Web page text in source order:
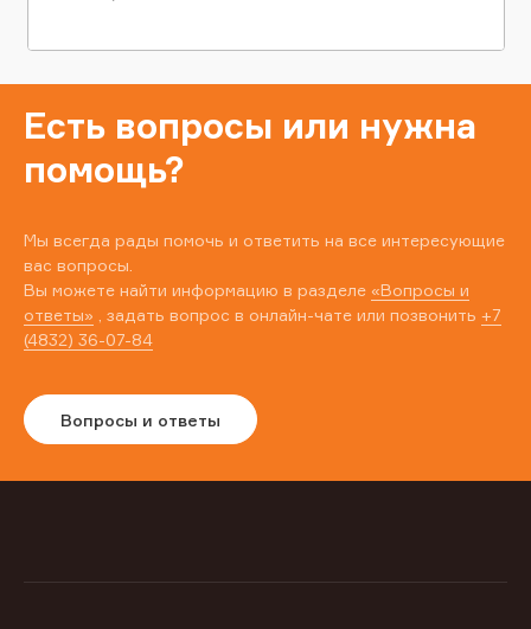
Есть вопросы или нужна
помощь?
Мы всегда рады помочь и ответить на все интересующие
вас вопросы.
Вы можете найти информацию в разделе «Вопросы и
ответы» , задать вопрос в онлайн-чате или позвонить +7
(4832) 36-07-84
Вопросы и ответы